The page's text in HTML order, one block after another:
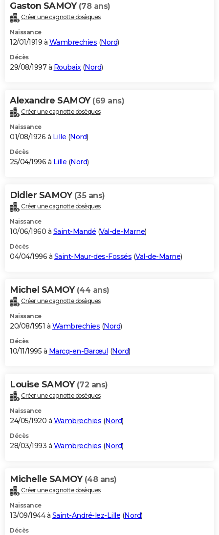
Gaston SAMOY (78 ans)
Créer une cagnotte obsèques
Naissance
12/01/1919 à Wambrechies (Nord)
Décès
29/08/1997 à Roubaix(Nord)
Alexandre SAMOY (69 ans)
Créer une cagnotte obsèques
Naissance
01/08/1926 à Lille (Nord)
Décès
25/04/1996 à Lille (Nord)
Didier SAMOY (35 ans)
Créer une cagnotte obsèques
Naissance
10/06/1960 à Saint-Mandé (Val-de-Marne)
Décès
04/04/1996 à Saint-Maur-des-Fossés (Val-de-Marne)
Michel SAMOY (44 ans)
Créer une cagnotte obsèques
Naissance
20/08/1951 à Wambrechies (Nord)
Décès
10/11/1995 à Marcq-en-Barœul (Nord)
Louise SAMOY (72 ans)
Créer une cagnotte obsèques
Naissance
24/05/1920 à Wambrechies (Nord)
Décès
28/03/1993 à Wambrechies (Nord)
Michelle SAMOY (48 ans)
Créer une cagnotte obsèques
Naissance
13/09/1944 à Saint-André-lez-Lille (Nord)
Décès